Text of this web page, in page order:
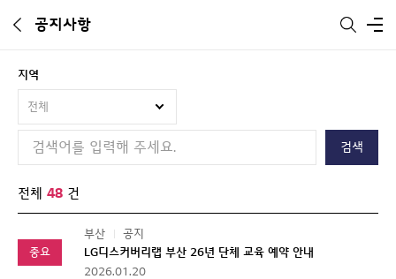
공지사항
지역
전체
검색
전체 48 건
중요
부산
공지
LG디스커버리랩 부산 26년 단체 교육 예약 안내
2026.01.20